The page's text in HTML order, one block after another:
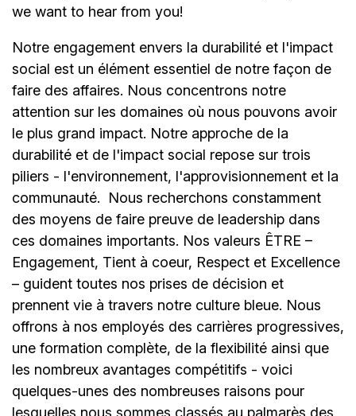
we want to hear from you!
Notre engagement envers la durabilité et l'impact
social est un élément essentiel de notre façon de
faire des affaires. Nous concentrons notre
attention sur les domaines où nous pouvons avoir
le plus grand impact. Notre approche de la
durabilité et de l'impact social repose sur trois
piliers - l'environnement, l'approvisionnement et la
communauté.
Nous recherchons constamment
des moyens de faire preuve de leadership dans
ces domaines importants. Nos valeurs ÊTRE –
Engagement, Tient à coeur, Respect et Excellence
– guident toutes nos prises de décision et
prennent vie à travers notre culture bleue. Nous
offrons à nos employés des carrières progressives,
une formation complète, de la flexibilité ainsi que
les nombreux avantages compétitifs - voici
quelques-unes des nombreuses raisons pour